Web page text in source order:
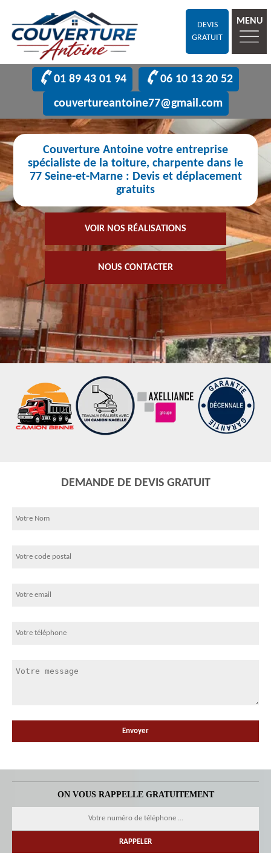
DEVIS
GRATUIT
MENU
01 89 43 01 94
06 10 13 20 52
couvertureantoine77@gmail.com
Couverture Antoine votre entreprise
spécialiste de la toiture, charpente dans le
77 Seine-et-Marne : Devis et déplacement
gratuits
VOIR NOS RÉALISATIONS
NOUS CONTACTER
DEMANDE DE DEVIS GRATUIT
ON VOUS RAPPELLE GRATUITEMENT